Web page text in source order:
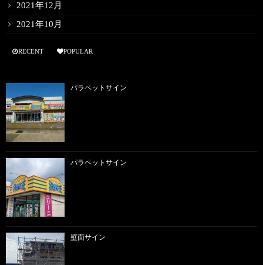
2021年12月
2021年10月
RECENT POPULAR
パラペットサイン
パラペットサイン
壁面サイン